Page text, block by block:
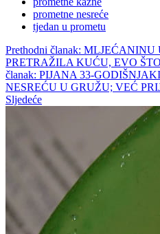
prometne nesreće
tjedan u prometu
Prethodni članak:
PRETRAŽILA KUĆU, EVO
članak: PIJANA 33-
NESREĆU U GRUŽU; VEĆ
Sljedeće